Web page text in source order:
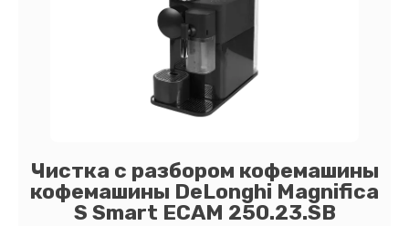
Чистка с разбором кофемашины
кофемашины DeLonghi Magnifica
S Smart ECAM 250.23.SB